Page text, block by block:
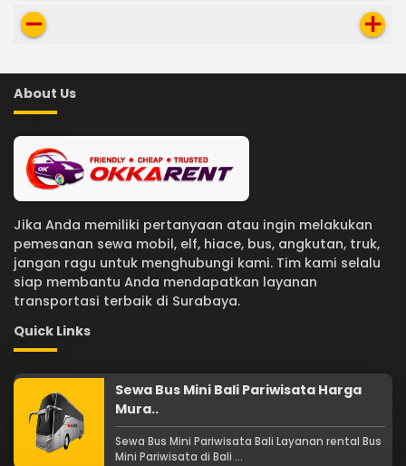
remove add
About Us
Jika Anda memiliki pertanyaan atau ingin melakukan
pemesanan sewa mobil, elf, hiace, bus, angkutan, truk,
jangan ragu untuk menghubungi kami. Tim kami selalu
siap membantu Anda mendapatkan layanan
transportasi terbaik di Surabaya.
Quick Links
Sewa Bus Mini Bali Pariwisata Harga
Mura..
Sewa Bus Mini Pariwisata Bali Layanan rental Bus
Mini Pariwisata di Bali ...